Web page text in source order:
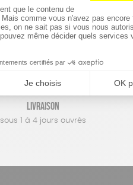
Livraison
sous 1 à 4 jours ouvrés